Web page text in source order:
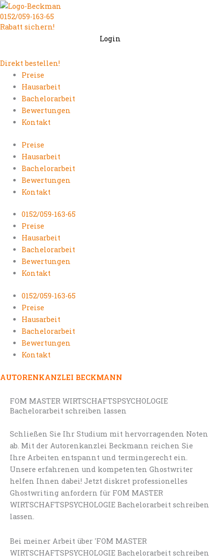
Zum
Inhalt
springen
0152/059-163-65
Rabatt sichern!
Login
Direkt bestellen!
Preise
Hausarbeit
Bachelorarbeit
Bewertungen
Kontakt
Preise
Hausarbeit
Bachelorarbeit
Bewertungen
Kontakt
0152/059-163-65
Preise
Hausarbeit
Bachelorarbeit
Bewertungen
Kontakt
0152/059-163-65
Preise
Hausarbeit
Bachelorarbeit
Bewertungen
Kontakt
AUTORENKANZLEI BECKMANN
FOM MASTER WIRTSCHAFTSPSYCHOLOGIE
Bachelorarbeit schreiben lassen
Schließen Sie Ihr Studium mit hervorragenden Noten
ab. Mit der Autorenkanzlei Beckmann reichen Sie
Ihre Arbeiten entspannt und termingerecht ein.
Unsere erfahrenen und kompetenten Ghostwriter
helfen Ihnen dabei! Jetzt diskret professionelles
Ghostwriting anfordern für FOM MASTER
WIRTSCHAFTSPSYCHOLOGIE Bachelorarbeit schreiben
lassen.
Bei meiner Arbeit über 'FOM MASTER
WIRTSCHAFTSPSYCHOLOGIE Bachelorarbeit schreiben